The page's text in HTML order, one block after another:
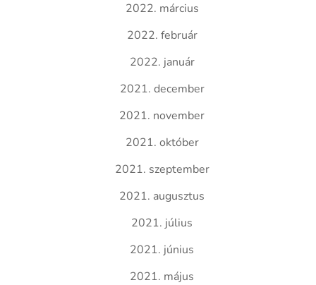
2022. március
2022. február
2022. január
2021. december
2021. november
2021. október
2021. szeptember
2021. augusztus
2021. július
2021. június
2021. május